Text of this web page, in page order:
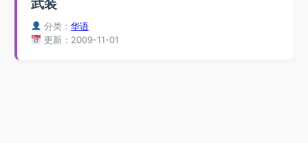
武装
分类：华语
更新：2009-11-01